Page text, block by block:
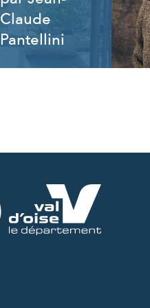
Claude
Pantellini